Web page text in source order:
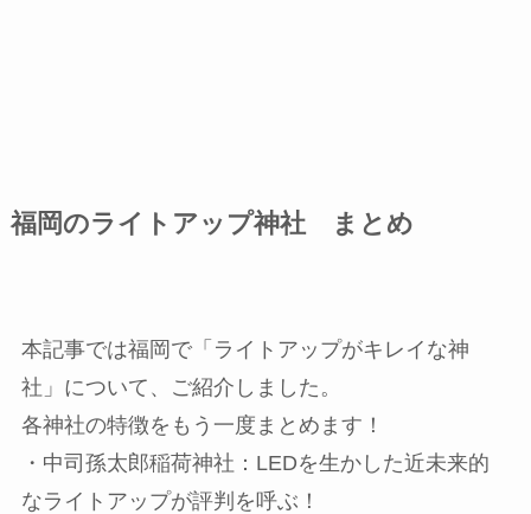
福岡のライトアップ神社 まとめ
本記事では福岡で「ライトアップがキレイな神
社」について、ご紹介しました。
各神社の特徴をもう一度まとめます！
・中司孫太郎稲荷神社：LEDを生かした近未来的
なライトアップが評判を呼ぶ！